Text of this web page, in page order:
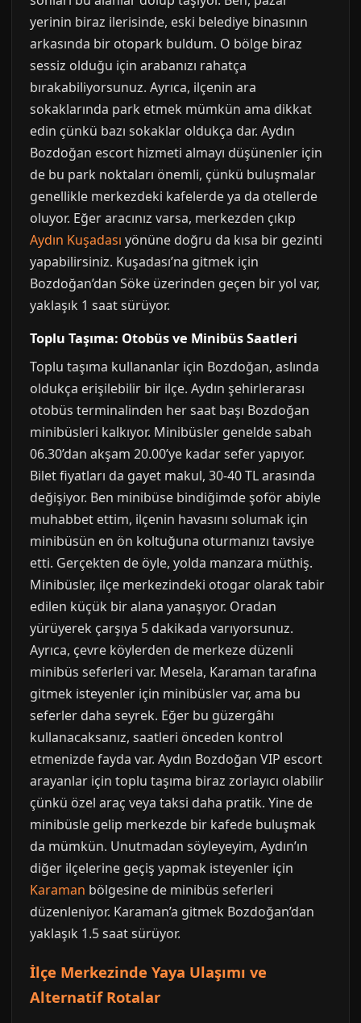
yerinin biraz ilerisinde, eski belediye binasının
arkasında bir otopark buldum. O bölge biraz
sessiz olduğu için arabanızı rahatça
bırakabiliyorsunuz. Ayrıca, ilçenin ara
sokaklarında park etmek mümkün ama dikkat
edin çünkü bazı sokaklar oldukça dar. Aydın
Bozdoğan escort hizmeti almayı düşünenler için
de bu park noktaları önemli, çünkü buluşmalar
genellikle merkezdeki kafelerde ya da otellerde
oluyor. Eğer aracınız varsa, merkezden çıkıp
Aydın Kuşadası yönüne doğru da kısa bir gezinti
yapabilirsiniz. Kuşadası’na gitmek için
Bozdoğan’dan Söke üzerinden geçen bir yol var,
yaklaşık 1 saat sürüyor.
Toplu Taşıma: Otobüs ve Minibüs Saatleri
Toplu taşıma kullananlar için Bozdoğan, aslında
oldukça erişilebilir bir ilçe. Aydın şehirlerarası
otobüs terminalinden her saat başı Bozdoğan
minibüsleri kalkıyor. Minibüsler genelde sabah
06.30’dan akşam 20.00’ye kadar sefer yapıyor.
Bilet fiyatları da gayet makul, 30-40 TL arasında
değişiyor. Ben minibüse bindiğimde şoför abiyle
muhabbet ettim, ilçenin havasını solumak için
minibüsün en ön koltuğuna oturmanızı tavsiye
etti. Gerçekten de öyle, yolda manzara müthiş.
Minibüsler, ilçe merkezindeki otogar olarak tabir
edilen küçük bir alana yanaşıyor. Oradan
yürüyerek çarşıya 5 dakikada varıyorsunuz.
Ayrıca, çevre köylerden de merkeze düzenli
minibüs seferleri var. Mesela, Karaman tarafına
gitmek isteyenler için minibüsler var, ama bu
seferler daha seyrek. Eğer bu güzergâhı
kullanacaksanız, saatleri önceden kontrol
etmenizde fayda var. Aydın Bozdoğan VIP escort
arayanlar için toplu taşıma biraz zorlayıcı olabilir
çünkü özel araç veya taksi daha pratik. Yine de
minibüsle gelip merkezde bir kafede buluşmak
da mümkün. Unutmadan söyleyeyim, Aydın’ın
diğer ilçelerine geçiş yapmak isteyenler için
Karaman bölgesine de minibüs seferleri
düzenleniyor. Karaman’a gitmek Bozdoğan’dan
yaklaşık 1.5 saat sürüyor.
İlçe Merkezinde Yaya Ulaşımı ve
Alternatif Rotalar